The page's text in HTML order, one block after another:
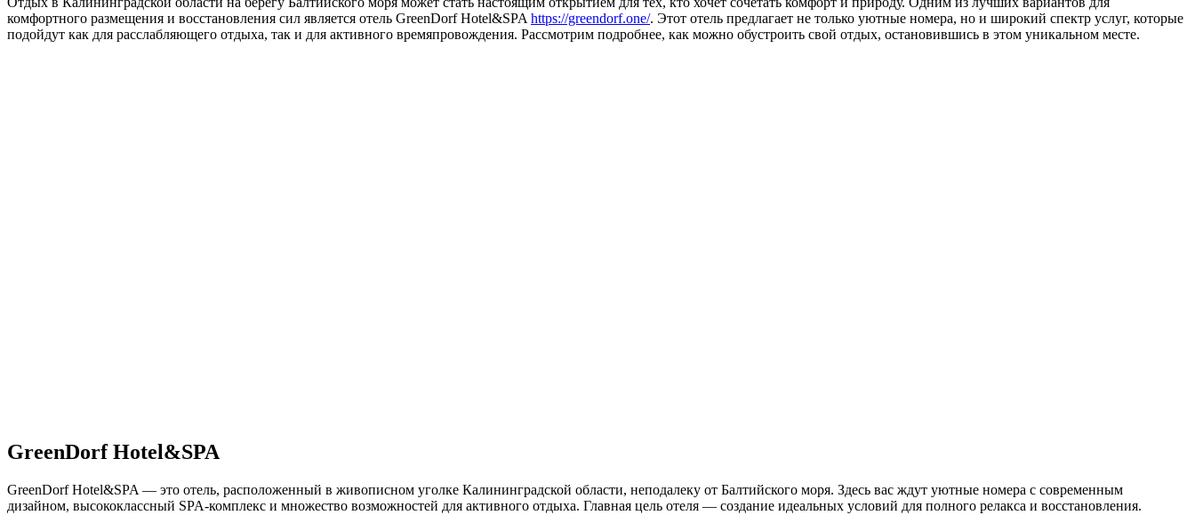
комфортного размещения и восстановления сил является отель GreenDorf Hotel&SPA https://greendorf.one/. Этот отель предлагает не только уютные номера, но и широкий спектр услуг, которые
подойдут как для расслабляющего отдыха, так и для активного времяпровождения. Рассмотрим подробнее, как можно обустроить свой отдых, остановившись в этом уникальном месте.
GreenDorf Hotel&SPA
GreenDorf Hotel&SPA — это отель, расположенный в живописном уголке Калининградской области, неподалеку от Балтийского моря. Здесь вас ждут уютные номера с современным
дизайном, высококлассный SPA-комплекс и множество возможностей для активного отдыха. Главная цель отеля — создание идеальных условий для полного релакса и восстановления.